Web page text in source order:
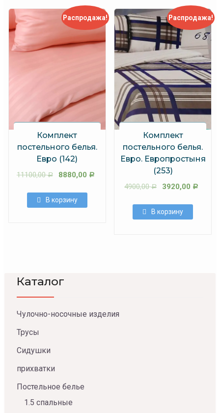
Распродажа!
Комплект
постельного белья.
Евро (142)
11100,00Р 8880,00 Р
В корзину
Распродажа!
Комплект
постельного белья.
Евро. Европростыня
(253)
4900,00Р 3920,00 Р
В корзину
Каталог
Чулочно-носочные изделия
Трусы
Сидушки
прихватки
Постельное белье
1.5 спальные